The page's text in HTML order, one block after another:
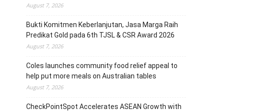
August 7, 2026
Bukti Komitmen Keberlanjutan, Jasa Marga Raih
Predikat Gold pada 6th TJSL & CSR Award 2026
August 7, 2026
Coles launches community food relief appeal to
help put more meals on Australian tables
August 7, 2026
CheckPointSpot Accelerates ASEAN Growth with